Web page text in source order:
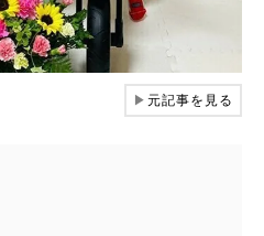
▶元記事を見る